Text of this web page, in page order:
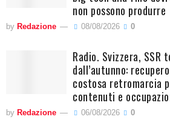
non possono produrre
by Redazione 08/08/2026 0
Radio. Svizzera, SSR
dall’autunno:
costosa retromarcia
contenuti e
by Redazione 06/08/2026 0